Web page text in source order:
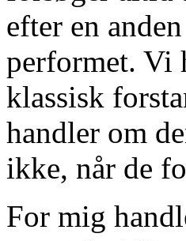
efter en
performet. Vi
klassisk
handler om
ikke, når de
For mig